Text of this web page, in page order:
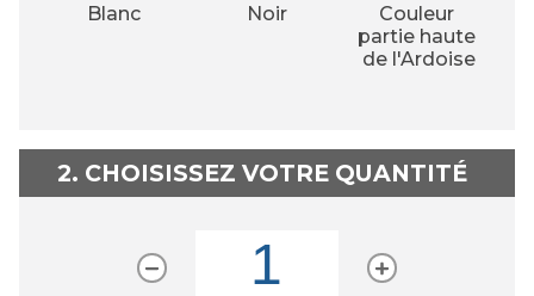
Blanc Noir
Couleur
partie haute
de l'Ardoise
2. CHOISISSEZ VOTRE QUANTITÉ